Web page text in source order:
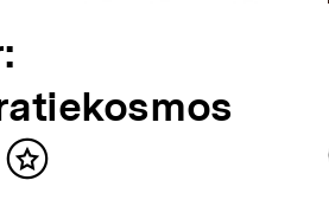
Inhalt